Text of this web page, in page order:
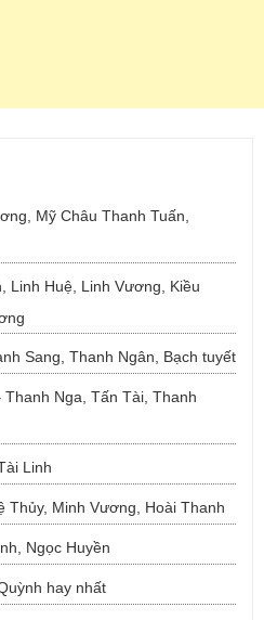
Mỹ Châu Thanh Tuấn,
Linh Huệ, Linh Vương, Kiều
Sang, Thanh Ngân, Bạch tuyết
Nga, Tấn Tài, Thanh
Linh
Thủy, Minh Vương, Hoài Thanh
Ngọc Huyền
hay nhất